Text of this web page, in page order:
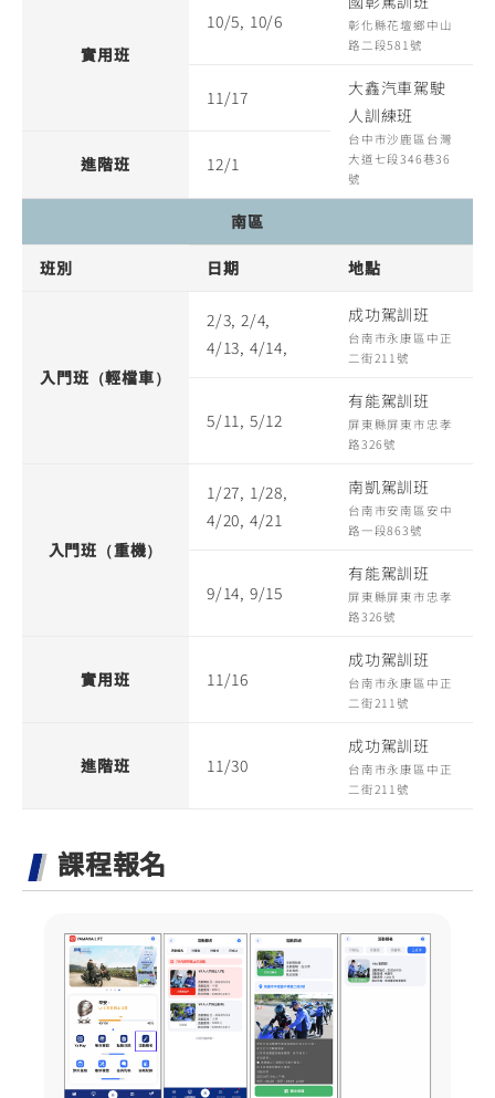
實用班
10/5, 10/6
彰化縣花壇鄉中山
路二段581號
11/17
大鑫汽車駕駛
人訓練班
台中市沙鹿區台灣
大道七段346巷36
號
進階班 12/1
南區
班別 日期 地點
入門班（輕檔車）
2/3, 2/4,
4/13, 4/14,
成功駕訓班
台南市永康區中正
二街211號
5/11, 5/12
有能駕訓班
屏東縣屏東市忠孝
路326號
入門班（重機）
1/27, 1/28,
4/20, 4/21
南凱駕訓班
台南市安南區安中
路一段863號
9/14, 9/15
有能駕訓班
屏東縣屏東市忠孝
路326號
實用班 11/16
成功駕訓班
台南市永康區中正
二街211號
進階班 11/30
成功駕訓班
台南市永康區中正
二街211號
課程報名